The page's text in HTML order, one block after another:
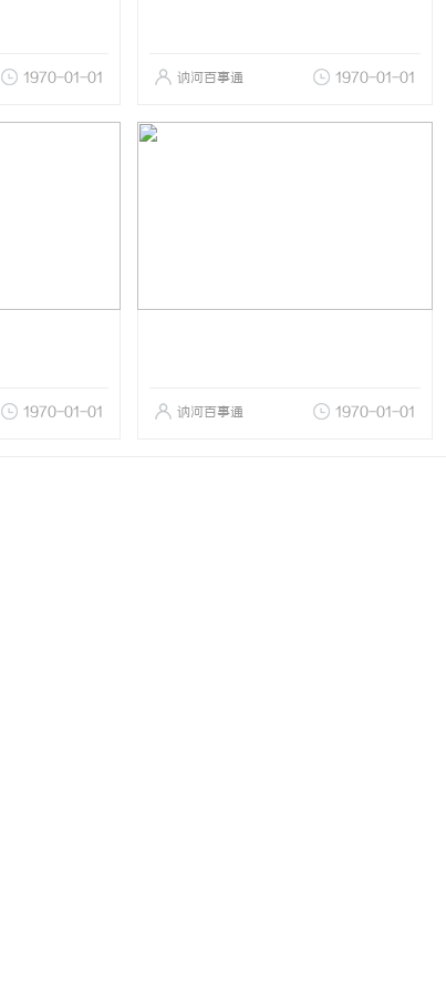
1970-01-01 讷河百事通 1970-01-01
1970-01-01 讷河百事通 1970-01-01